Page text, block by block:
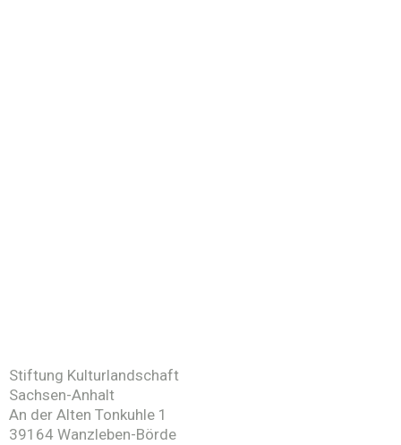
Stiftung Kulturlandschaft
Sachsen-Anhalt
An der Alten Tonkuhle 1
39164 Wanzleben-Börde